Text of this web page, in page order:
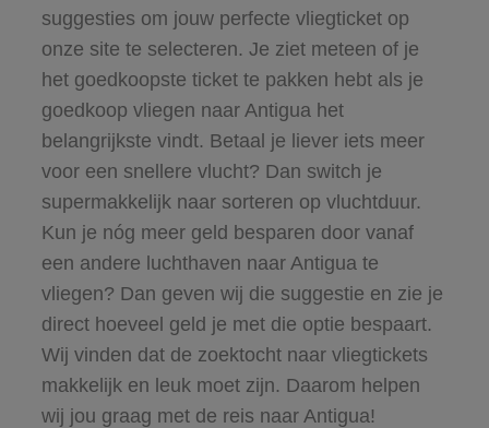
suggesties om jouw perfecte vliegticket op
onze site te selecteren. Je ziet meteen of je
het goedkoopste ticket te pakken hebt als je
goedkoop vliegen naar Antigua het
belangrijkste vindt. Betaal je liever iets meer
voor een snellere vlucht? Dan switch je
supermakkelijk naar sorteren op vluchtduur.
Kun je nóg meer geld besparen door vanaf
een andere luchthaven naar Antigua te
vliegen? Dan geven wij die suggestie en zie je
direct hoeveel geld je met die optie bespaart.
Wij vinden dat de zoektocht naar vliegtickets
makkelijk en leuk moet zijn. Daarom helpen
wij jou graag met de reis naar Antigua!